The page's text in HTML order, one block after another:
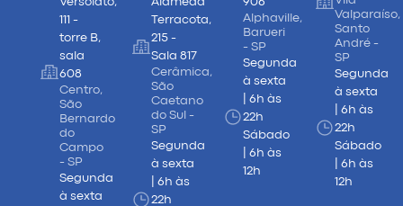
111 -
torre B,
sala
608
Centro,
São
Bernardo
do
Campo
- SP
Segunda
à sexta
Terracota,
215 -
Sala 817
Cerâmica,
São
Caetano
do Sul -
SP
Segunda
à sexta
| 6h às
22h
Alphaville,
Barueri
- SP
Segunda
à sexta
| 6h às
22h
Sábado
| 6h às
12h
Valparaíso,
Santo
André -
SP
Segunda
à sexta
| 6h às
22h
Sábado
| 6h às
12h